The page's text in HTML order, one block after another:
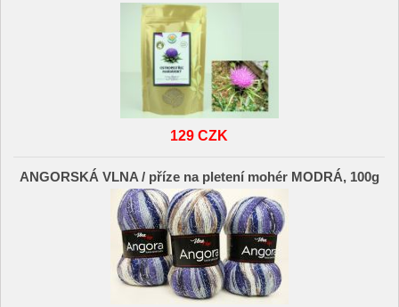
129 CZK
ANGORSKÁ VLNA / příze na pletení mohér MODRÁ, 100g